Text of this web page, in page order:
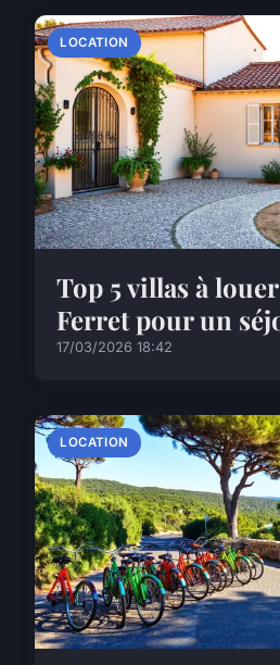
LOCATION
Top 5 villas à
Ferret pour un
17/03/2026 18:42
LOCATION